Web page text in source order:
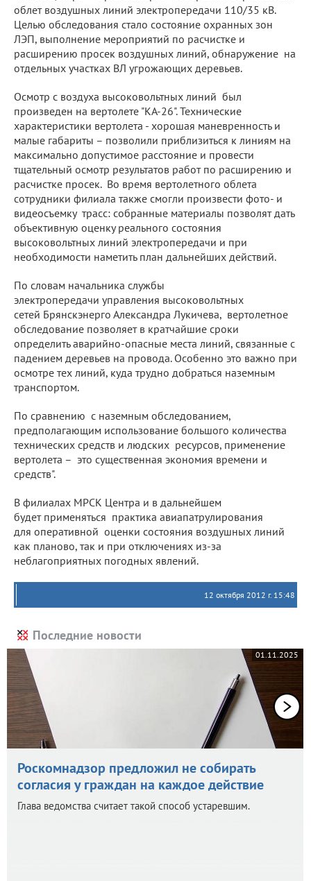
облет воздушных линий электропередачи 110/35 кВ.
Целью обследования стало состояние охранных зон
ЛЭП, выполнение мероприятий по расчистке и
расширению просек воздушных линий, обнаружение на
отдельных участках ВЛ угрожающих деревьев.
Осмотр с воздуха высоковольтных линий был
произведен на вертолете "КА-26". Технические
характеристики вертолета - хорошая маневренность и
малые габариты – позволили приблизиться к линиям на
максимально допустимое расстояние и провести
тщательный осмотр результатов работ по расширению и
расчистке просек. Во время вертолетного облета
сотрудники филиала также смогли произвести фото- и
видеосъемку трасс: собранные материалы позволят дать
объективную оценку реального состояния
высоковольтных линий электропередачи и при
необходимости наметить план дальнейших действий.
По словам начальника службы
электропередачи управления высоковольтных
сетей Брянскэнерго Александра Лукичева, вертолетное
обследование позволяет в кратчайшие сроки
определить аварийно-опасные места линий, связанные с
падением деревьев на провода. Особенно это важно при
осмотре тех линий, куда трудно добраться наземным
транспортом.
По сравнению с наземным обследованием,
предполагающим использование большого количества
технических средств и людских ресурсов, применение
вертолета – это существенная экономия времени и
средств".
В филиалах МРСК Центра и в дальнейшем
будет применяться практика авиапатрулирования
для оперативной оценки состояния воздушных линий
как планово, так и при отключениях из-за
неблагоприятных погодных явлений.
12 октября 2012 г. 15:48
Последние новости
01.11.2025
Роскомнадзор предложил не собирать
согласия у граждан на каждое действие
Глава ведомства считает такой способ устаревшим.